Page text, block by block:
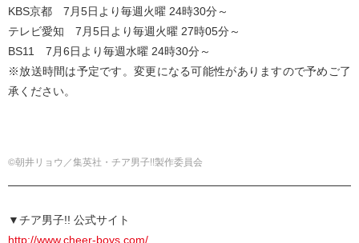
KBS京都 7月5日より毎週火曜 24時30分～
テレビ愛知 7月5日より毎週火曜 27時05分～
BS11 7月6日より毎週水曜 24時30分～
※放送時間は予定です。変更になる可能性がありますので予めご了
承ください。
©朝井リョウ／集英社・チア男子!!製作委員会
▼チア男子!! 公式サイト
http://www.cheer-boys.com/